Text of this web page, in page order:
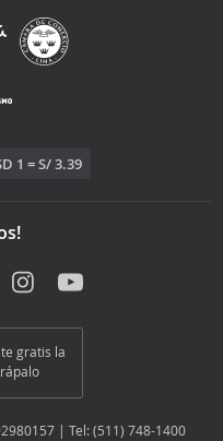
1 = S/ 3.39
gratis la
| Tel: (511) 748-1400